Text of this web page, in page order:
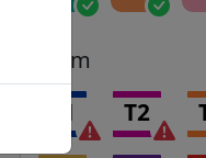
Tram
T1 T2